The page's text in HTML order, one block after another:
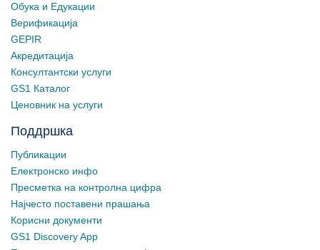
Обука и Едукации
Верификација
GEPIR
Акредитација
Консултантски услуги
GS1 Каталог
Ценовник на услуги
Поддршка
Публикации
Електронско инфо
Пресметка на контролна цифра
Најчесто поставени прашања
Корисни документи
GS1 Discovery App